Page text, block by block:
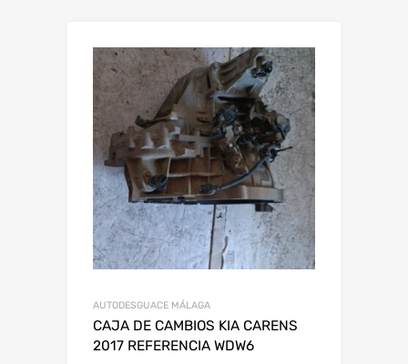
AUTODESGUACE MÁLAGA
CAJA DE CAMBIOS KIA CARENS
2017 REFERENCIA WDW6